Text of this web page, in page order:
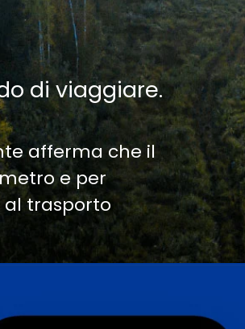
di viaggiare.
afferma che il
e per
al trasporto